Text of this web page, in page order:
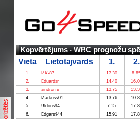
Kopvērtējums - WRC prognožu
Vieta
Lietotājvārds 1. 2.
1. MK-87 12.30 8.85
2.
Eduardsr 14.40
3.
sindroms 13.75
4.
Markuss01 13.76
5.
Uldons94 7.15
6.
Edgars944 15.91